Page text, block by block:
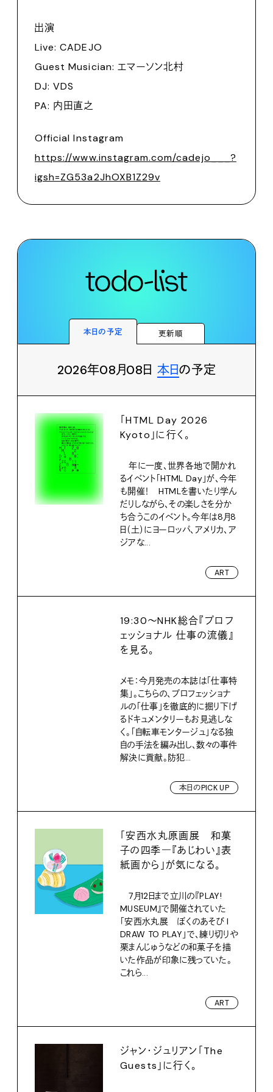
出演
Live: CADEJO
Guest Musician: エマーソン北村
DJ: VDS
PA: 内田直之
Official Instagram
https://www.instagram.com/cadejo___?
igsh=ZG53a2JhOXB1Z29v
本日の予定 更新順
2026年08月08日 本日の予定
「HTML Day 2026
Kyoto」に行く。
年に一度、世界各地で開かれ
るイベント「HTML Day」が、今年
も開催！ HTMLを書いたり学ん
だりしながら、その楽しさを分か
ち合うこのイベント。今年は8月8
日（土）にヨーロッパ、アメリカ、ア
ジアな...
ART
19:30〜NHK総合『プロフ
ェッショナル 仕事の流儀』
を見る。
メモ：今月発売の本誌は「仕事特
集」。こちらの、プロフェッショナ
ルの「仕事」を徹底的に掘り下げ
るドキュメンタリーもお見逃しな
く。「自転車モンタージュ」なる独
自の手法を編み出し、数々の事件
解決に貢献。防犯...
本日のPICK UP
「安西水丸原画展 和菓
子の四季―『あじわい』表
紙画から」が気になる。
7月12日まで立川の『PLAY!
MUSEUM』で開催されていた
「安西水丸展 ぼくのあそび I
DRAW TO PLAY」で、練り切りや
栗まんじゅうなどの和菓子を描
いた作品が印象に残っていた。
これら...
ART
ジャン・ジュリアン「The
Guests」に行く。